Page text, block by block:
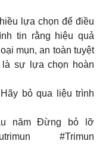
lựa chọn để điều
tin rằng hiệu quả
mụn, an toàn tuyệt
sự lựa chọn hoàn
bỏ qua liệu trình
năm Đừng bỏ lỡ
#Trimun